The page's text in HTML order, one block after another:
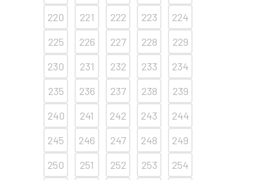
220
221 222 223
224
225
226 227 228
229
230
231 232 233
234
235
236 237 238
239
240
241 242 243
244
245
246 247 248
249
250
251 252 253
254